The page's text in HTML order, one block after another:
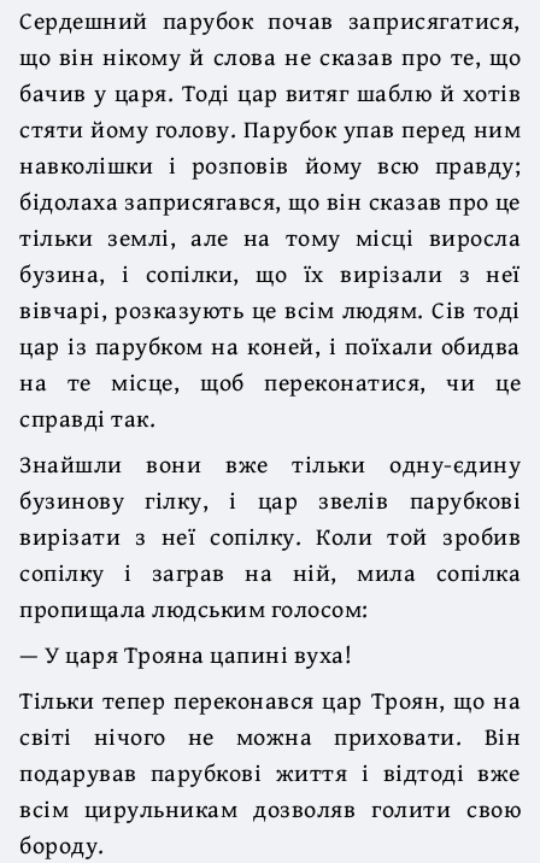
Сердешний парубок почав заприсягатися,
що він нікому й слова не сказав про те, що
бачив у царя. Тоді цар витяг шаблю й хотів
стяти йому голову. Парубок упав перед ним
навколішки і розповів йому всю правду;
бідолаха заприсягався, що він сказав про це
тільки землі, але на тому місці виросла
бузина, і сопілки, що їх вирізали з неї
вівчарі, розказують це всім людям. Сів тоді
цар із парубком на коней, і поїхали обидва
на те місце, щоб переконатися, чи це
справді так.
Знайшли вони вже тільки одну-єдину
бузинову гілку, і цар звелів парубкові
вирізати з неї сопілку. Коли той зробив
сопілку і заграв на ній, мила сопілка
пропищала людським голосом:
— У царя Трояна цапині вуха!
Тільки тепер переконався цар Троян, що на
світі нічого не можна приховати. Він
подарував парубкові життя і відтоді вже
всім цирульникам дозволяв голити свою
бороду.